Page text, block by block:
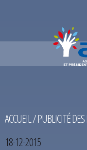
ACCUEIL/PUBLICITÉ
18-12-2015